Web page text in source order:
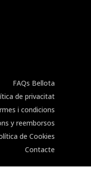
FAQs Bellota
de privacitat
i condicions
y reemborsos
de Cookies
Contacte